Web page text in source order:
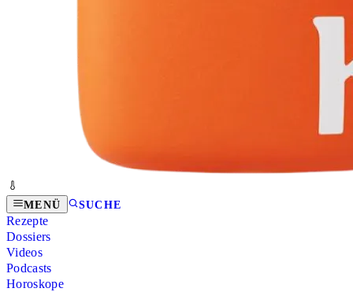
MENÜ SUCHE
Rezepte
Dossiers
Videos
Podcasts
Horoskope